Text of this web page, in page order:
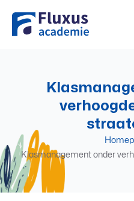
Klasmanagement onder